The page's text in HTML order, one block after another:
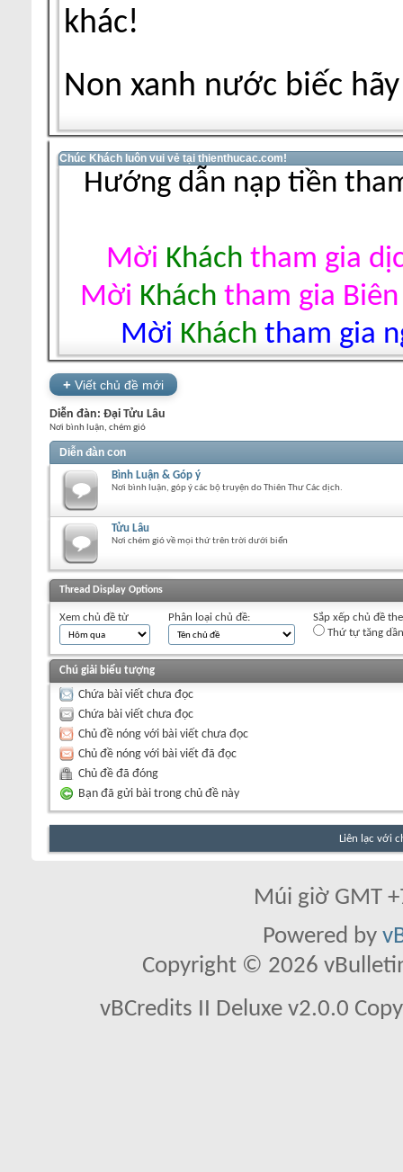
khác!
Non xanh nước biếc
Chúc Khách luôn vui vẻ tại thienthucac.com!
Hướng dẫn nạp tiền
Mời Khách tham gia
Mời Khách tham gia
Mời Khách tham gia
+ Viết chủ đề mới
Diễn đàn: Đại Tửu Lâu
Nơi bình luận, chém gió
Diễn đàn con
Bình Luận & Góp ý
Nơi bình luận, góp ý các bộ truyện do Thiên Thư Các dịch.
Tửu Lâu
Nơi chém gió về mọi thứ trên trời dưới biển
+Viết chủ đề mới
Thread Display Options
Xem chủ đề từ Phân loại chủ đề:
Sắp xếp chủ đề
Thứ tự tăng dần
Chú giải biểu tượng
Chứa bài viết chưa đọc
Chứa bài viết chưa đọc
Chủ đề nóng với bài viết chưa đọc
Chủ đề nóng với bài viết đã đọc
Chủ đề đã đóng
Bạn đã gửi bài trong chủ đề này
Liên lạc với
Múi giờ GMT
Powered by
Copyright © 2026
vBCredits II Deluxe v2.0.0